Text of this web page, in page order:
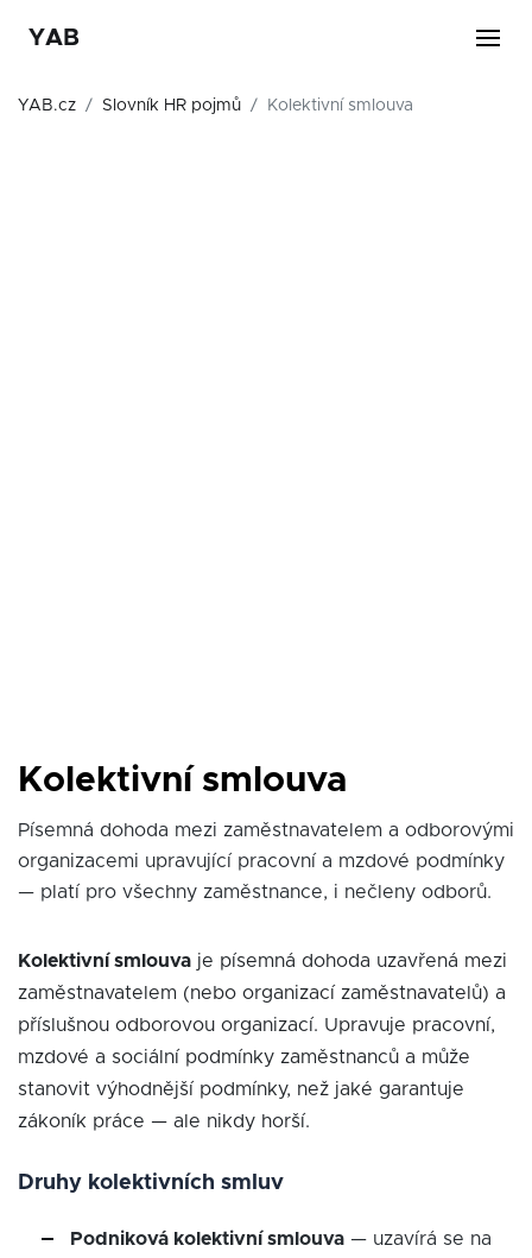
YAB
YAB.cz Slovník HR pojmů Kolektivní smlouva
Kolektivní smlouva
Písemná dohoda mezi zaměstnavatelem a odborovými
organizacemi upravující pracovní a mzdové podmínky
— platí pro všechny zaměstnance, i nečleny odborů.
Kolektivní smlouva je písemná dohoda uzavřená mezi
zaměstnavatelem (nebo organizací zaměstnavatelů) a
příslušnou odborovou organizací. Upravuje pracovní,
mzdové a sociální podmínky zaměstnanců a může
stanovit výhodnější podmínky, než jaké garantuje
zákoník práce — ale nikdy horší.
Druhy kolektivních smluv
Podniková kolektivní smlouva — uzavírá se na